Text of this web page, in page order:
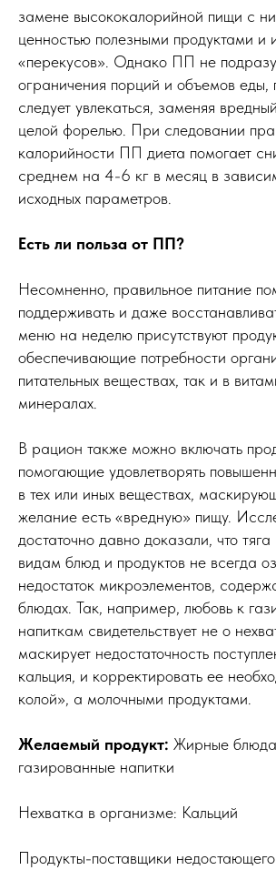
замене высококалорийной пищи с
ценностью полезными продуктами и
«перекусов». Однако ПП не
ограничения порций и объемов еды,
следует увлекаться, заменяя
целой форелью. При следовании
калорийности ПП диета помогает
среднем на 4-6 кг в месяц в
исходных параметров.
Есть ли польза от ПП?
Несомненно, правильное питание
поддерживать и даже
меню на неделю присутствуют
обеспечивающие потребности
питательных веществах, так и в
минералах.
В рацион также можно включать
помогающие удовлетворять
в тех или иных веществах,
желание есть «вредную» пищу.
достаточно давно доказали, что
видам блюд и продуктов не всегда
недостаток микроэлементов,
блюдах. Так, например, любовь к
напиткам свидетельствует не о
маскирует недостаточность
кальция, и корректировать ее
колой», а молочными продуктами.
Желаемый продукт: Жирные
газированные напитки
Нехватка в организме: Кальций
Продукты-поставщики